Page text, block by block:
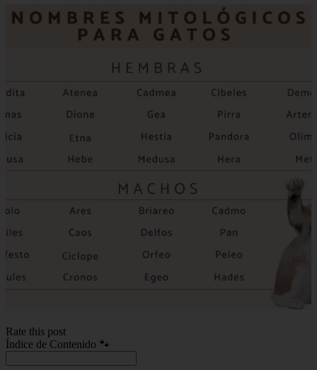
Rate this post
Índice de Contenido 🐾